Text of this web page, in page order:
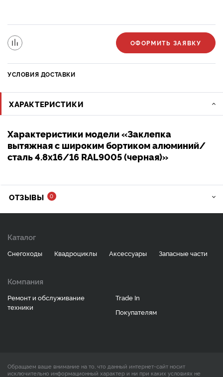
ОФОРМИТЬ ЗАЯВКУ
УСЛОВИЯ ДОСТАВКИ
ХАРАКТЕРИСТИКИ
Характеристики модели «Заклепка
вытяжная с широким бортиком алюминий/
сталь 4.8х16/16 RAL9005 (черная)»
ОТЗЫВЫ 0
Каталог
Снегоходы Квадроциклы Аксессуары Запасные части
Компания
Ремонт и обслуживание
техники
Trade In
Покупателям
Обращаем ваше внимание на то, что данный интернет-сайт носит
исключительно информационный характер и ни при каких условиях не